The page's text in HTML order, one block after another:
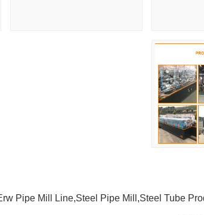
Pipe Mill Line,steel Pipe Mill,steel Tube